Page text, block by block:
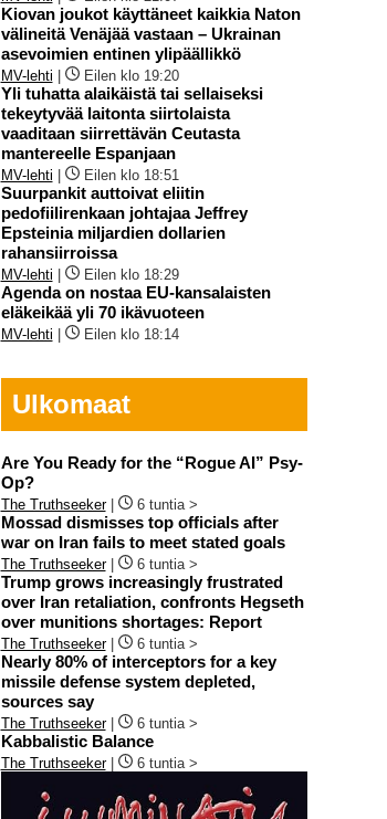
Kiovan joukot käyttäneet kaikkia Naton
välineitä Venäjää vastaan – Ukrainan
asevoimien entinen ylipäällikkö
MV-lehti Eilen klo 19:20
Yli tuhatta alaikäistä tai sellaiseksi
tekeytyvää laitonta siirtolaista
vaaditaan siirrettävän Ceutasta
mantereelle Espanjaan
MV-lehti Eilen klo 18:51
Suurpankit auttoivat eliitin
pedofiilirenkaan johtajaa Jeffrey
Epsteinia miljardien dollarien
rahansiirroissa
MV-lehti Eilen klo 18:29
Agenda on nostaa EU-kansalaisten
eläkeikää yli 70 ikävuoteen
MV-lehti Eilen klo 18:14
Ulkomaat
Are You Ready for the “Rogue AI” Psy-
Op?
The Truthseeker| 6 tuntia >
Mossad dismisses top officials after
war on Iran fails to meet stated goals
The Truthseeker| 6 tuntia >
Trump grows increasingly frustrated
over Iran retaliation, confronts Hegseth
over munitions shortages: Report
The Truthseeker| 6 tuntia >
Nearly 80% of interceptors for a key
missile defense system depleted,
sources say
The Truthseeker| 6 tuntia >
Kabbalistic Balance
The Truthseeker| 6 tuntia >